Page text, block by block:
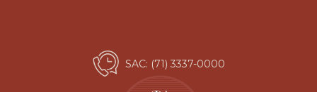
SAC: (71) 3337-0000